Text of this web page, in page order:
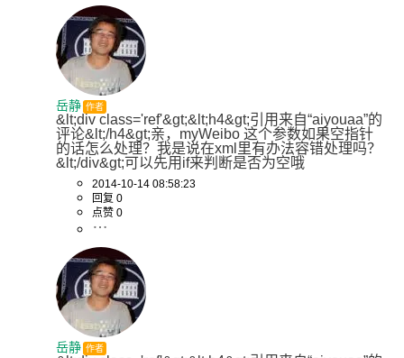
岳静 作者
&lt;div class='ref'&gt;&lt;h4&gt;引用来自“aiyouaa”的
评论&lt;/h4&gt;亲，myWeibo 这个参数如果空指针
的话怎么处理？我是说在xml里有办法容错处理吗？
&lt;/div&gt;可以先用if来判断是否为空哦
2014-10-14 08:58:23
回复 0
点赞 0
岳静 作者